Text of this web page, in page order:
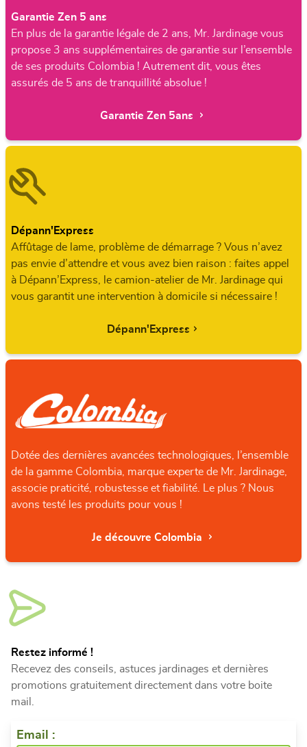
Garantie Zen 5 ans
En plus de la garantie légale de 2 ans, Mr. Jardinage vous
propose 3 ans supplémentaires de garantie sur l’ensemble
de ses produits Colombia ! Autrement dit, vous êtes
assurés de 5 ans de tranquillité absolue !
Garantie Zen 5ans
Dépann'Express
Affûtage de lame, problème de démarrage ? Vous n’avez
pas envie d’attendre et vous avez bien raison : faites appel
à Dépann’Express, le camion-atelier de Mr. Jardinage qui
vous garantit une intervention à domicile si nécessaire !
Dépann'Express
Dotée des dernières avancées technologiques, l’ensemble
de la gamme Colombia, marque experte de Mr. Jardinage,
associe praticité, robustesse et fiabilité. Le plus ? Nous
avons testé les produits pour vous !
Je découvre Colombia
Restez informé !
Recevez des conseils, astuces jardinages et dernières
promotions gratuitement directement dans votre boite
mail.
Email :